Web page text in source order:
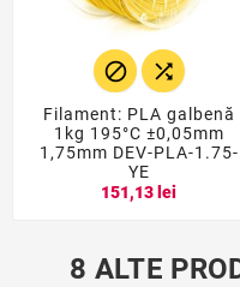
 
Filament: PLA galbenă
1kg 195°C ±0,05mm
1,75mm DEV-PLA-1.75-
YE
151,13 lei
8 ALTE